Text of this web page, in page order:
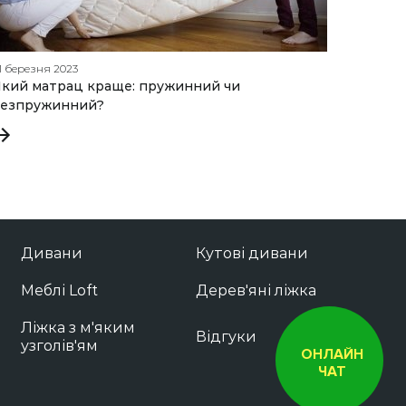
березня 2023
матрац краще: пружинний чи
Дивани Кутові дивани
Меблі Loft Дерев'яні ліжка
Ліжка з м'яким
узголів'ям
Відгуки
ОНЛАЙН
ЧАТ